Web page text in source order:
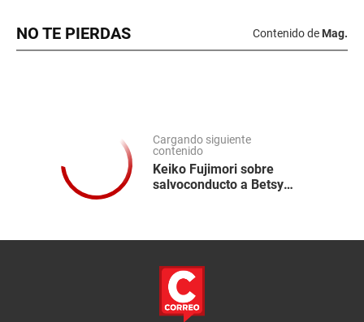
NO TE PIERDAS Contenido de Mag.
Cargando siguiente
contenido
Keiko Fujimori sobre
salvoconducto a Betsy